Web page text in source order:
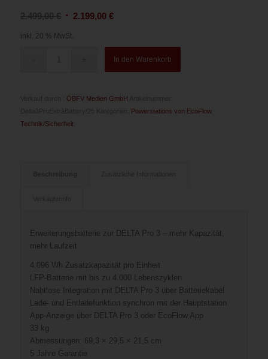
Ursprünglicher
2.199,00 €Aktueller
2.199,00 €.
inkl. 20 % MwSt.
In den Warenkorb
ÖBFV Medien GmbH
Powerstations von EcoFlow,
Technik/Sicherheit
Erweiterungsbatterie zur DELTA Pro 3 – mehr Kapazität,
mehr Laufzeit
4.096 Wh Zusatzkapazität pro Einheit
LFP-Batterie mit bis zu 4.000 Lebenszyklen
Nahtlose Integration mit DELTA Pro 3 über Batteriekabel
Lade- und Entladefunktion synchron mit der Hauptstation
App-Anzeige über DELTA Pro 3 oder EcoFlow App
33 kg
Abmessungen: 69,3 × 29,5 × 21,5 cm
5 Jahre Garantie